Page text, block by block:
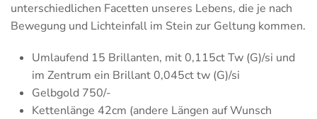
unterschiedlichen Facetten unseres Lebens, die je nach
Bewegung und Lichteinfall im Stein zur Geltung kommen.
Umlaufend 15 Brillanten, mit 0,115ct Tw (G)/si und
im Zentrum ein Brillant 0,045ct tw (G)/si
Gelbgold 750/-
Kettenlänge 42cm (andere Längen auf Wunsch